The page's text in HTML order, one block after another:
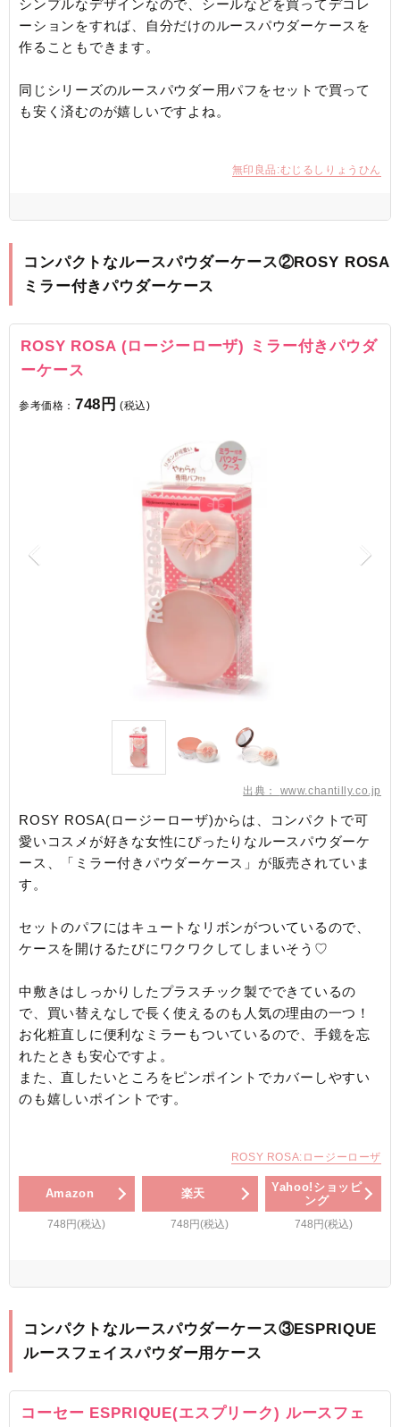
シンプルなデザインなので、シールなどを買ってデコレ
ーションをすれば、自分だけのルースパウダーケースを
作ることもできます。
同じシリーズのルースパウダー用パフをセットで買って
も安く済むのが嬉しいですよね。
無印良品:むじるしりょうひん
コンパクトなルースパウダーケース②ROSY ROSA
ミラー付きパウダーケース
ROSY ROSA (ロージーローザ) ミラー付きパウダ
ーケース
参考価格： 748円 (税込)
出典： www.chantilly.co.jp
ROSY ROSA(ロージーローザ)からは、コンパクトで可
愛いコスメが好きな女性にぴったりなルースパウダーケ
ース、「ミラー付きパウダーケース」が販売されていま
す。
セットのパフにはキュートなリボンがついているので、
ケースを開けるたびにワクワクしてしまいそう♡
中敷きはしっかりしたプラスチック製でできているの
で、買い替えなしで長く使えるのも人気の理由の一つ！
お化粧直しに便利なミラーもついているので、手鏡を忘
れたときも安心ですよ。
また、直したいところをピンポイントでカバーしやすい
のも嬉しいポイントです。
ROSY ROSA:ロージーローザ
Amazon
748円(税込)
楽天
748円(税込)
Yahoo!ショッピ
ング
748円(税込)
コンパクトなルースパウダーケース③ESPRIQUE
ルースフェイスパウダー用ケース
コーセー ESPRIQUE(エスプリーク) ルースフェ